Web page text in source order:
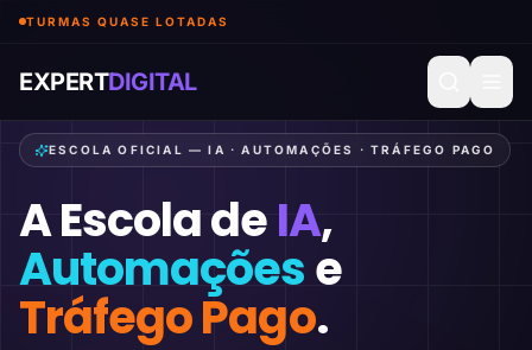
TURMAS QUASE LOTADAS
EXPERTDIGITAL
ESCOLA OFICIAL — IA · AUTOMAÇÕES · TRÁFEGO PAGO
A Escola deIA,
Automaçõese
Tráfego Pago.